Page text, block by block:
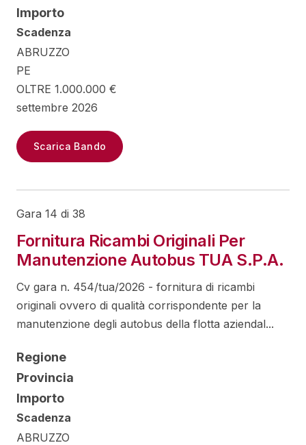
Importo
Scadenza
ABRUZZO
PE
OLTRE 1.000.000 €
settembre 2026
Scarica Bando
Gara 14 di 38
Fornitura Ricambi Originali Per
Manutenzione Autobus TUA S.P.A.
Cv gara n. 454/tua/2026 - fornitura di ricambi
originali ovvero di qualità corrispondente per la
manutenzione degli autobus della flotta aziendal...
Regione
Provincia
Importo
Scadenza
ABRUZZO